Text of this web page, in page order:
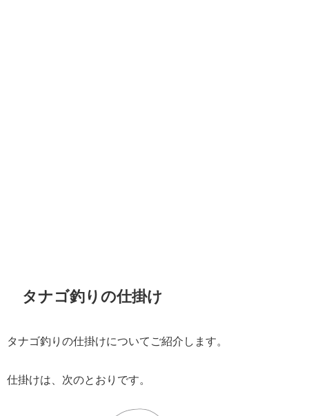
タナゴ釣りの仕掛け
タナゴ釣りの仕掛けについてご紹介します。
仕掛けは、次のとおりです。